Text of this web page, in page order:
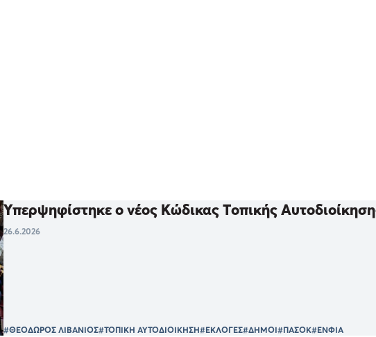
Υπερψηφίστηκε ο νέος Κώδικας Τοπικής
26.6.2026
#ΘΕΟΔΩΡΟΣ ΛΙΒΑΝΙΟΣ#ΤΟΠΙΚΗ ΑΥΤΟΔΙΟΙΚΗΣΗ#ΕΚΛΟΓΕΣ#ΔΗΜΟΙ#ΠΑΣΟΚ#ΕΝΦΙΑ